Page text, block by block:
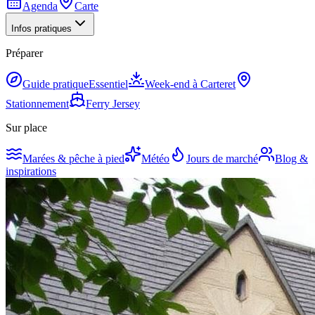
Agenda Carte
Infos pratiques
Préparer
Guide pratiqueEssentiel
Week-end à Carteret
Stationnement
Ferry Jersey
Sur place
Marées & pêche à pied Météo Jours de marché
Blog &
inspirations